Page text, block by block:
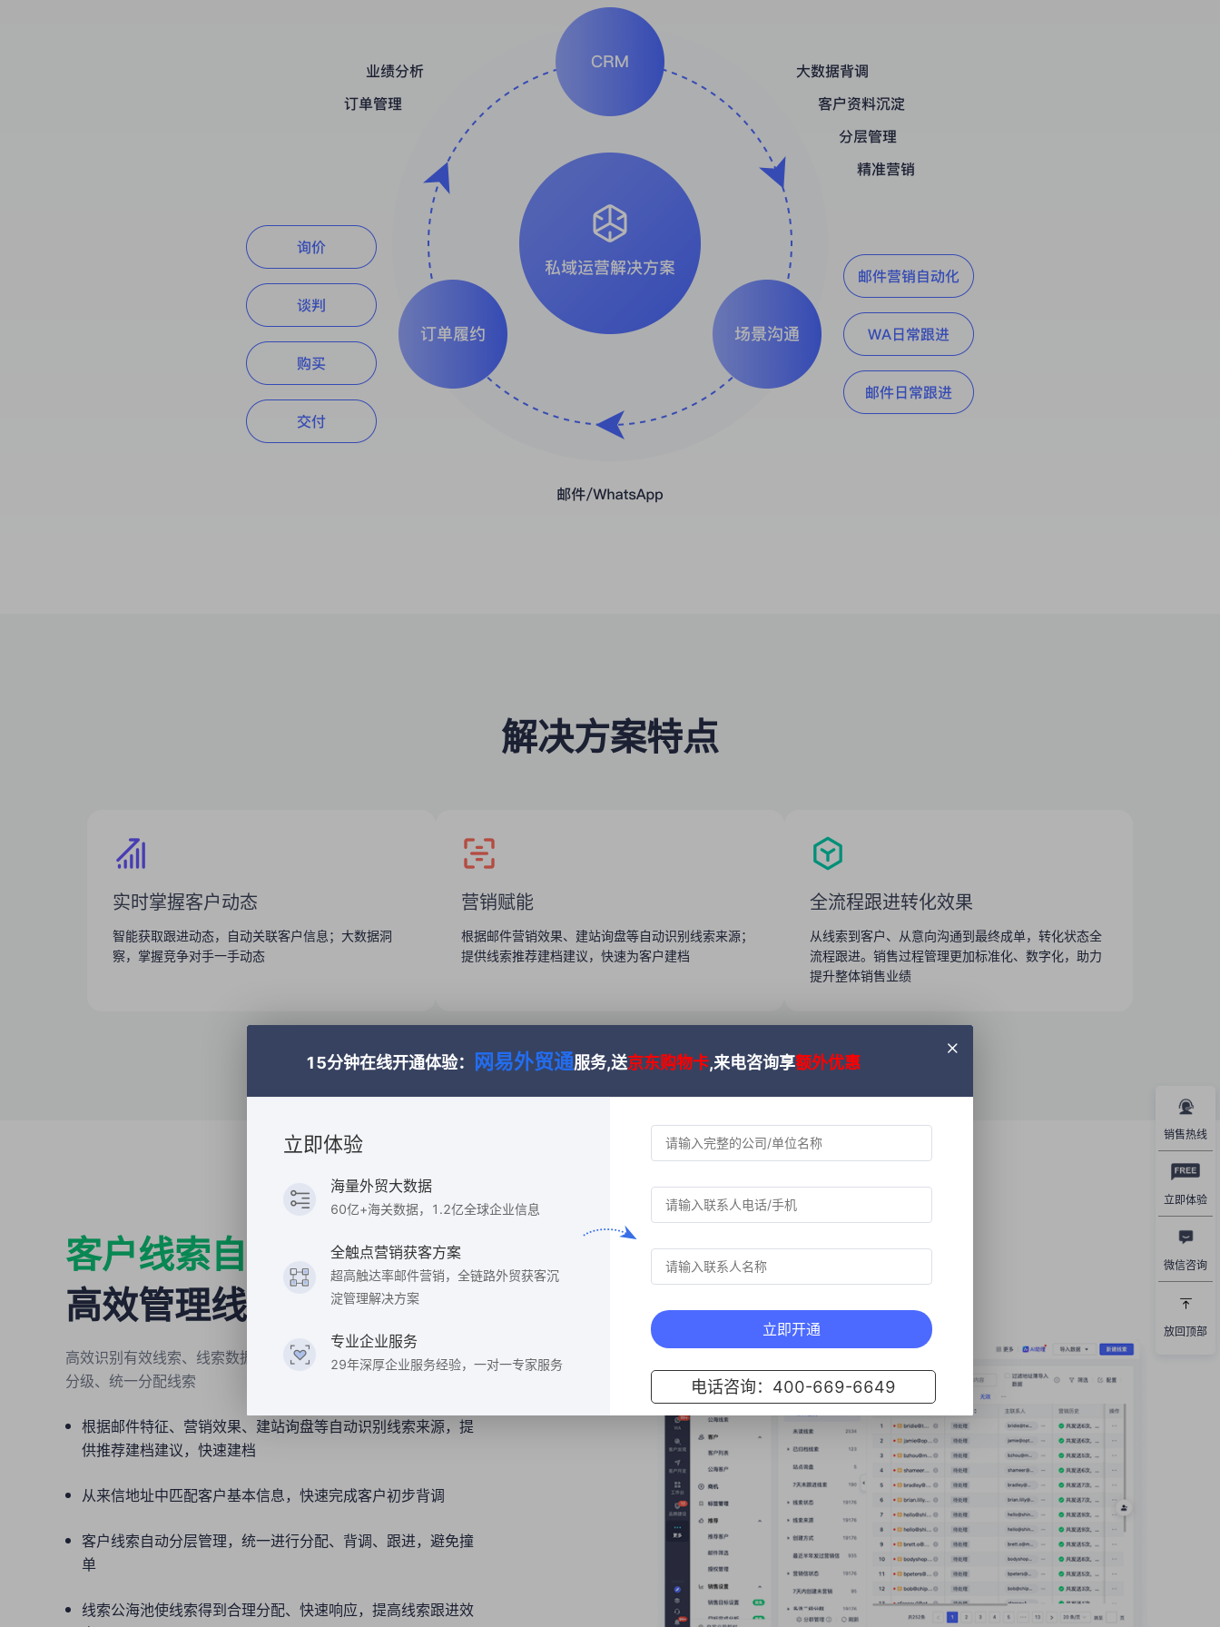
解决方案特点
实时掌握客户动态
智能获取跟进动态，自动关联客户信息；大数据洞
营销赋能
根据邮件营销效果、建站询盘等自动识别线索来源；
提供线索推荐建档建议，快速为客户建档
全流程跟进转化效果
从线索到客户、从意向沟通到最终成单，转化状态全
流程跟进。销售过程管理更加标准化、数字化，助力
提升整体销售业绩
客户线索自动分级
高效管理线索和识别潜客
高效识别有效线索、线索数据集中统一管理、自动评估线索
分级、统一分配线索
根据邮件特征、营销效果、建站询盘等自动识别线索来源，提
供推荐建档建议，快速建档
从来信地址中匹配客户基本信息，快速完成客户初步背调
客户线索自动分层管理，统一进行分配、背调、跟进，避免撞
单
线索公海池使线索得到合理分配、快速响应，提高线索跟进效
15分钟在线开通体验： 网易外贸通服务,送京东购物卡,来电咨询享额外优惠
立即体验
海量外贸大数据
60亿+海关数据，1.2亿全球企业信息
全触点营销获客方案
超高触达率邮件营销，全链路外贸获客沉
淀管理解决方案
专业企业服务
29年深厚企业服务经验，一对一专家服务
立即开通
电话咨询：400-669-6649
销售热线
立即体验
微信咨询
放回顶部